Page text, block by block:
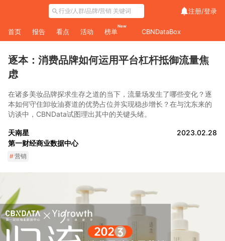
注册/登录
首页 报告 看点 活动 榜单
New
CBNDataBox
逐本：消费品牌如何运用平台杠杆抵御流量焦
虑
在诸多美妆品牌探求生存之道的当下，流量场发生了哪些变化？逐
本如何守住卸妆油赛道的优势占位并实现稳步增长？在与沈东来的
访谈中，CBNData试图理出其中的关键头绪。
天南星
第一财经商业数据中心
2023.02.28
#营销